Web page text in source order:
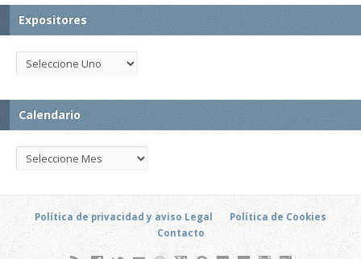
Expositores
Calendario
Política de privacidad y aviso Legal
Política de Cookies
Contacto